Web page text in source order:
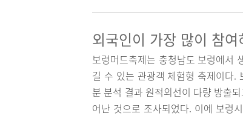
외국인이 가장 많이 참여
보령머드축제는 충청남도 보령에서
길 수 있는 관광객 체험형 축제이다
분 분석 결과 원적외선이 다량 방출
어난 것으로 조사되었다. 이에 보령